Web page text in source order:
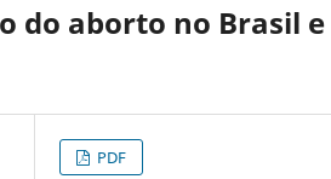
do aborto no Brasil e
PDF